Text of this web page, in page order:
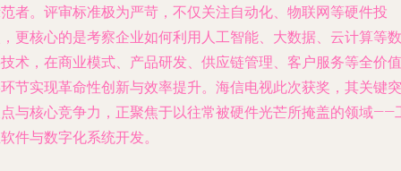
者。评审标准极为严苛，不仅关注自动化、物联网等硬件投
更核心的是考察企业如何利用人工智能、大数据、云计算等数
术，在商业模式、产品研发、供应链管理、客户服务等全价值
节实现革命性创新与效率提升。海信电视此次获奖，其关键突
与核心竞争力，正聚焦于以往常被硬件光芒所掩盖的领域——
件与数字化系统开发。